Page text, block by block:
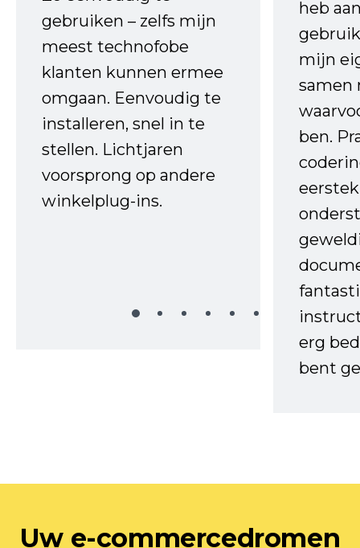
gebruiken – zelfs mijn
meest technofobe
klanten kunnen ermee
omgaan. Eenvoudig te
installeren, snel in te
stellen. Lichtjaren
voorsprong op andere
winkelplug-ins.
heb
mijn
samen
ben.
erg
bent
Uw e-commercedromen